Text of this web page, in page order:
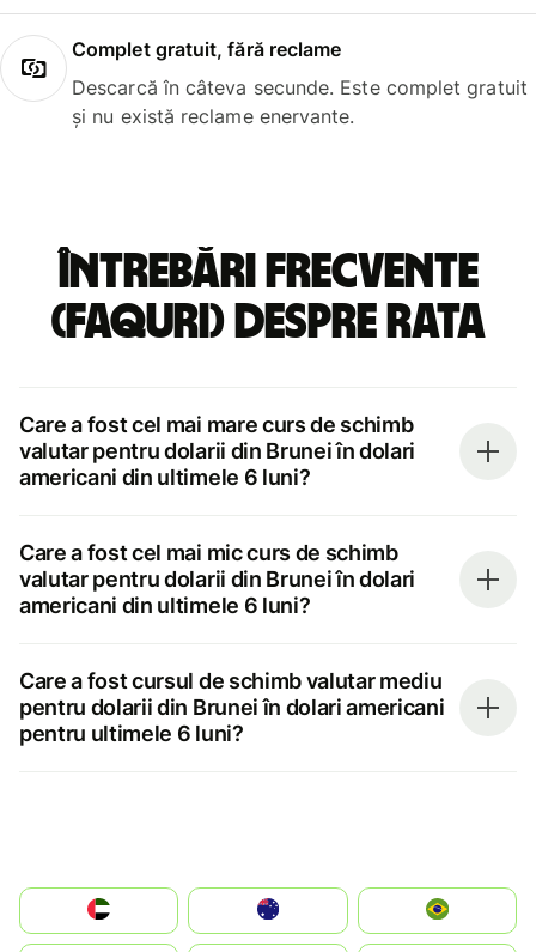
Complet gratuit, fără reclame
Descarcă în câteva secunde. Este complet gratuit
și nu există reclame enervante.
Întrebări frecvente
(FAQuri) despre rata
Care a fost cel mai mare curs de schimb
valutar pentru dolarii din Brunei în dolari
americani din ultimele 6 luni?
Care a fost cel mai mic curs de schimb
valutar pentru dolarii din Brunei în dolari
americani din ultimele 6 luni?
Care a fost cursul de schimb valutar mediu
pentru dolarii din Brunei în dolari americani
pentru ultimele 6 luni?
الإمارات العربية المتحدة